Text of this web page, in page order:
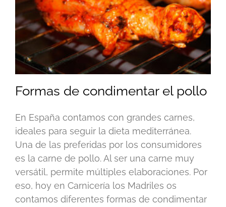
Formas de condimentar el pollo
En España contamos con grandes carnes,
ideales para seguir la dieta mediterránea.
Una de las preferidas por los consumidores
es la carne de pollo. Al ser una carne muy
versátil, permite múltiples elaboraciones. Por
eso, hoy en Carnicería los Madriles os
contamos diferentes formas de condimentar